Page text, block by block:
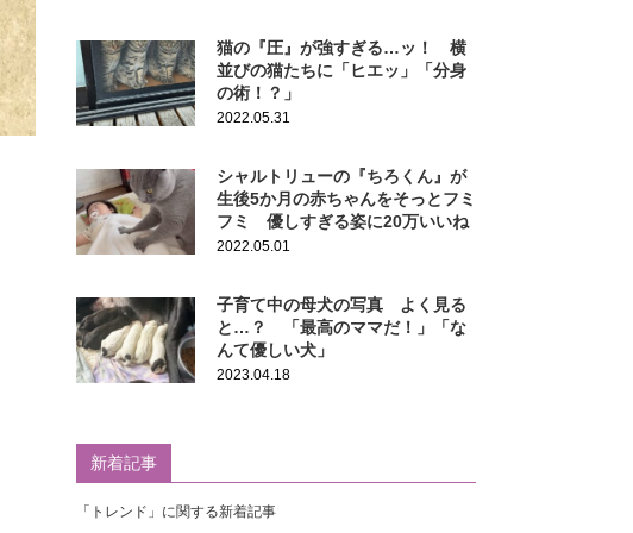
猫の『圧』が強すぎる…ッ！ 横
並びの猫たちに「ヒエッ」「分身
の術！？」
2022.05.31
シャルトリューの『ちろくん』が
生後5か月の赤ちゃんをそっとフミ
フミ 優しすぎる姿に20万いいね
2022.05.01
子育て中の母犬の写真 よく見る
と…？ 「最高のママだ！」「な
んて優しい犬」
2023.04.18
新着記事
「トレンド」に関する新着記事